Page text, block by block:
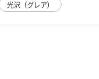
光沢（グレア）